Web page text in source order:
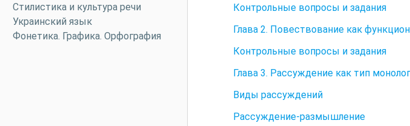
Стилистика и культура речи
Украинский язык
Фонетика. Графика. Орфография
Контрольные вопросы и задания
Глава 2. Повествование как
Контрольные вопросы и задания
Глава 3. Рассуждение как тип
Виды рассуждений
Рассуждение-размышление